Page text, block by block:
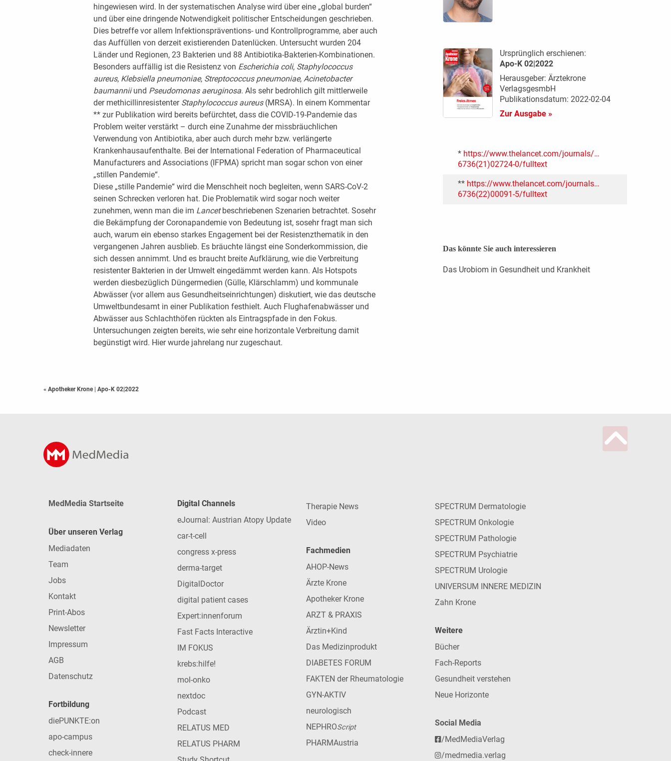
hingewiesen wird. In der systematischen Analyse wird über eine „global burden“
und über eine dringende Notwendigkeit politischer Entscheidungen geschrieben.
Dies betreffe vor allem Infektionspräventions- und Kontrollprogramme, aber auch
das Auffüllen von derzeit existierenden Datenlücken. Untersucht wurden 204
Länder und Regionen, 23 Bakterien und 88 Antibiotika-Bakterien-Kombinationen.
Besonders auffällig ist die Resistenz von Escherichia coli, Staphylococcus
aureus, Klebsiella pneumoniae, Streptococcus pneumoniae, Acinetobacter
baumanniiund Pseudomonas aeruginosa. Als sehr bedrohlich gilt mittlerweile
der methicillinresistenter Staphylococcus aureus(MRSA). In einem Kommentar
** zur Publikation wird bereits befürchtet, dass die COVID-19-Pandemie das
Problem weiter verstärkt – durch eine Zunahme der missbräuchlichen
Verwendung von Antibiotika, aber auch durch mehr bzw. verlängerte
Krankenhausaufenthalte. Bei der International Federation of Pharmaceutical
Manufacturers and Associations (IFPMA) spricht man sogar schon von einer
„stillen Pandemie“.
Diese „stille Pandemie“ wird die Menschheit noch begleiten, wenn SARS-CoV-2
seinen Schrecken verloren hat. Die Problematik wird sogar noch weiter
zunehmen, wenn man die im Lancetbeschriebenen Szenarien betrachtet. Sosehr
die Bekämpfung der Coronapandemie von Bedeutung ist, sosehr fragt man sich
auch, warum ein ebenso starkes Engagement bei der Resistenzthematik in den
vergangenen Jahren ausblieb. Es bräuchte längst eine Sonderkommission, die
sich dessen annimmt. Und es braucht breite Aufklärung, wie die Verbreitung
resistenter Bakterien in der Umwelt eingedämmt werden kann. Als Hotspots
werden diesbezüglich Düngermedien (Gülle, Klärschlamm) und kommunale
Abwässer (vor allem aus Gesundheitseinrichtungen) diskutiert, wie das deutsche
Umweltbundesamt in einer Publikation festhielt. Auch Flughafenabwässer und
Abwässer aus Schlachthöfen rückten als Eintragspfade in den Fokus.
Untersuchungen zeigten bereits, wie sehr eine horizontale Verbreitung damit
begünstigt wird. Hier wurde jahrelang nur zugeschaut.
Ursprünglich erschienen:
Apo-K 02|2022
Herausgeber: Ärztekrone
VerlagsgesmbH
Publikationsdatum: 2022-02-04
Zur Ausgabe »
* https://www.thelancet.com/journals/…
6736(21)02724-0/fulltext
** https://www.thelancet.com/journals…
6736(22)00091-5/fulltext
Das könnte Sie auch interessieren
Das Urobiom in Gesundheit und Krankheit
« Apotheker Krone | Apo-K 02|2022
MedMedia Startseite
Über unseren Verlag
Mediadaten
Team
Jobs
Kontakt
Print-Abos
Newsletter
Impressum
AGB
Datenschutz
Fortbildung
diePUNKTE:on
apo-campus
check-innere
Digital Channels
eJournal: Austrian Atopy Update
car-t-cell
congress x-press
derma-target
DigitalDoctor
digital patient cases
Expert:innenforum
Fast Facts Interactive
IM FOKUS
krebs:hilfe!
mol-onko
nextdoc
Podcast
RELATUS MED
RELATUS PHARM
Therapie News
Video
Fachmedien
AHOP-News
Ärzte Krone
Apotheker Krone
ARZT & PRAXIS
Ärztin+Kind
Das Medizinprodukt
DIABETES FORUM
FAKTEN der Rheumatologie
GYN-AKTIV
neurologisch
NEPHROScript
PHARMAustria
SPECTRUM Dermatologie
SPECTRUM Onkologie
SPECTRUM Pathologie
SPECTRUM Psychiatrie
SPECTRUM Urologie
UNIVERSUM INNERE MEDIZIN
Zahn Krone
Weitere
Bücher
Fach-Reports
Gesundheit verstehen
Neue Horizonte
Social Media
/MedMediaVerlag
/medmedia.verlag